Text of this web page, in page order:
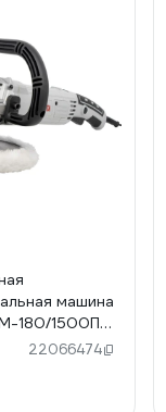
машина
180/1500П
22066474